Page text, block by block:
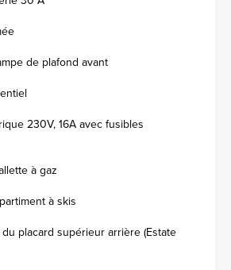
de plafond avant
230V, 16A avec fusibles
à gaz
à skis
placard supérieur arrière (Estate